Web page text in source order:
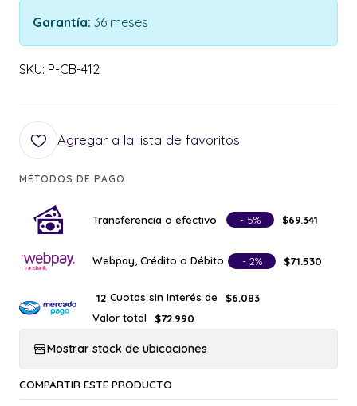
Garantía: 36 meses
SKU: P-CB-412
Agregar a la lista de favoritos
MÉTODOS DE PAGO
Transferencia o efectivo - 5% $69.341
Webpay, Crédito o Débito - 2% $71.530
12 Cuotas sin interés de
$6.083
Valor total
$72.990
Mostrar stock de ubicaciones
COMPARTIR ESTE PRODUCTO